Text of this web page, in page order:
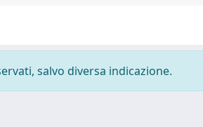
salvo diversa indicazione.